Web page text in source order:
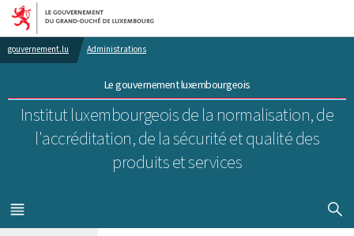
Aller au menu principal
Aller au contenu
gouvernement.lu Administrations
Le gouvernement luxembourgeois
Institut luxembourgeois de la normalisation, de
l'accréditation, de la sécurité et qualité des
produits et services
MENU
PRINCIPAL